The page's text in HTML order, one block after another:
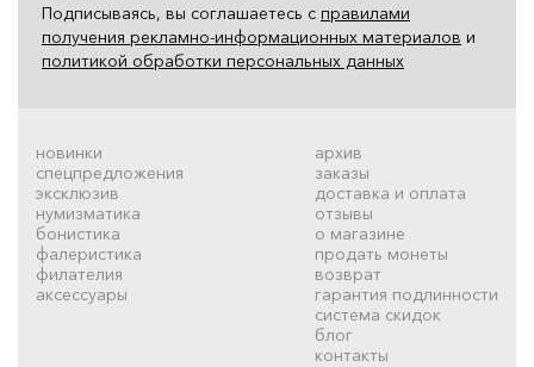
Подписываясь, вы соглашаетесь с правилами
получения рекламно-информационных материалов и
политикой обработки персональных данных
новинки
спецпредложения
эксклюзив
нумизматика
бонистика
фалеристика
филателия
аксессуары
архив
заказы
доставка и оплата
отзывы
о магазине
продать монеты
возврат
гарантия подлинности
система скидок
блог
контакты